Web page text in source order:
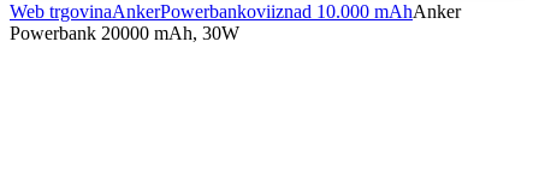
Web trgovinaAnkerPowerbankoviiznad 10.000 mAhAnker
Powerbank 20000 mAh, 30W